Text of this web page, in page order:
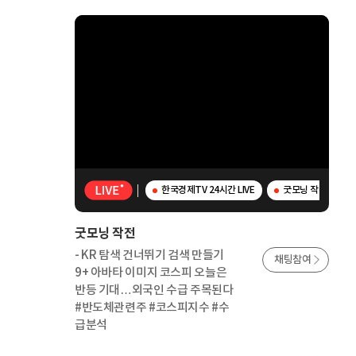
한국경제TV 24시간 LIVE 굿모닝 작전 - KR
굿모닝 작전
- KR 탐색 건너뛰기 검색 만들기
9+ 아바타 이미지 코스피 오늘은
반등 기대…외국인 수급 주목된다
#반도체관련주 #코스피지수 #수
급분석
채팅참여